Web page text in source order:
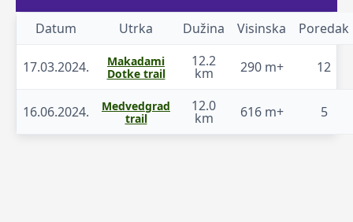
Datum Utrka Dužina Visinska Poredak
17.03.2024.
Makadami
Dotke trail
12.2
km 290 m+ 12
16.06.2024.
Medvedgrad
trail
12.0
km 616 m+ 5